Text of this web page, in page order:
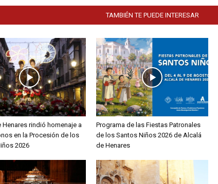
TAMBIÉN TE PUEDE INTERESAR
Henares rindió homenaje a
en la Procesión de los
2026
Programa de las Fiestas Patronales
de los Santos Niños 2026 de Alcalá
de Henares